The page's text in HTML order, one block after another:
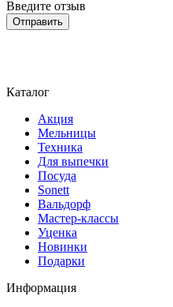
Введите отзыв
Отправить
Каталог
Акция
Мельницы
Техника
Для выпечки
Посуда
Sonett
Вальдорф
Мастер-классы
Уценка
Новинки
Подарки
Информация